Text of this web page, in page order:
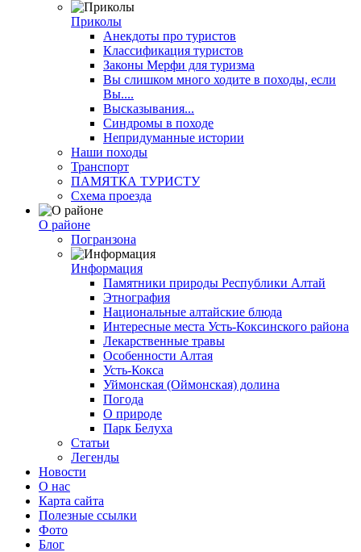
Приколы
Анекдоты про туристов
Классификация туристов
Законы Мерфи для туризма
Вы слишком много ходите в походы, если
Вы....
Высказывания...
Синдромы в походе
Непридуманные истории
Наши походы
Транспорт
ПАМЯТКА ТУРИСТУ
Схема проезда
О районе
Погранзона
Информация
Памятники природы Республики Алтай
Этнография
Национальные алтайские блюда
Интересные места Усть-Коксинского района
Лекарственные травы
Особенности Алтая
Усть-Кокса
Уймонская (Оймонская) долина
Погода
О природе
Парк Белуха
Статьи
Легенды
Новости
О нас
Карта сайта
Полезные ссылки
Фото
Блог